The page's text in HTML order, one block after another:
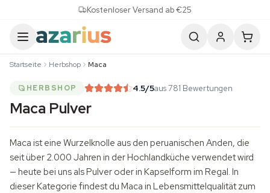
Kostenloser Versand ab €25
Startseite Herbshop Maca
HERBSHOP 4.5/5aus 781 Bewertungen
Maca Pulver
Maca ist eine Wurzelknolle aus den peruanischen Anden, die
seit über 2.000 Jahren in der Hochlandküche verwendet wird
— heute bei uns als Pulver oder in Kapselform im Regal. In
dieser Kategorie findest du Maca in Lebensmittelqualität zum